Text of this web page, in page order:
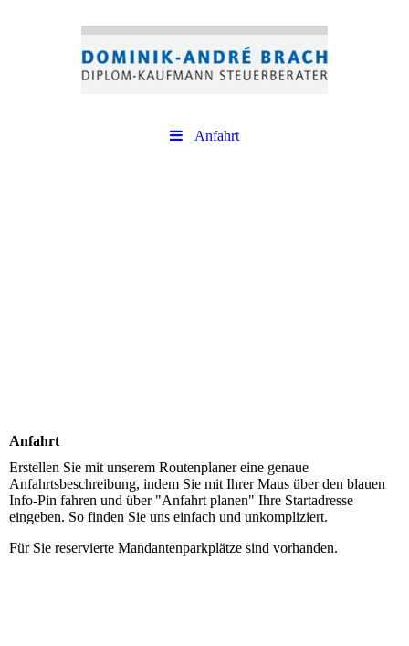
Anfahrt
Anfahrt
Erstellen Sie mit unserem Routenplaner eine genaue
Anfahrtsbeschreibung, indem Sie mit Ihrer Maus über den blauen
Info-Pin fahren und über "Anfahrt planen" Ihre Startadresse
eingeben. So finden Sie uns einfach und unkompliziert.
Für Sie reservierte Mandantenparkplätze sind vorhanden.